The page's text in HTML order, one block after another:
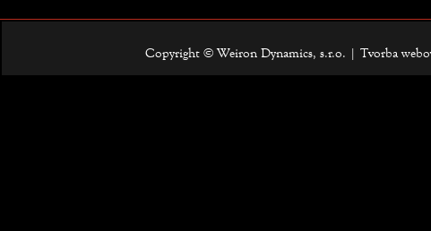
Copyright © Weiron Dynamics, s.r.o. | Tvorba